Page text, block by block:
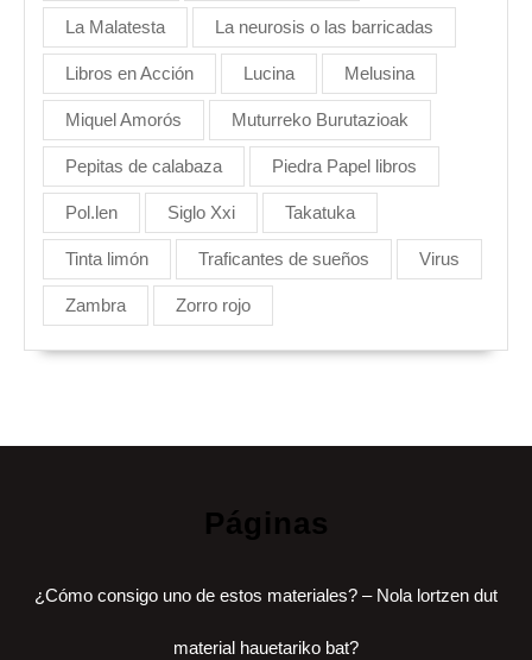
La Malatesta La neurosis o las barricadas
Libros en Acción Lucina Melusina
Miquel Amorós Muturreko Burutazioak
Pepitas de calabaza Piedra Papel libros
Pol.len Siglo Xxi Takatuka
Tinta limón Traficantes de sueños Virus
Zambra Zorro rojo
Páginas
¿Cómo consigo uno de estos materiales? – Nola lortzen dut
material hauetariko bat?